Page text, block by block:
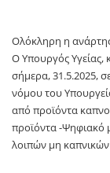
Ολόκληρη η
Ο Υπουργός Υγείας,
σήμερα, 31.5.2025,
νόμου του
από προϊόντα
προϊόντα -Ψηφιακό
λοιπών μη καπνικών